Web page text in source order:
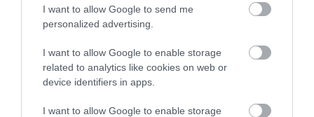
I want to allow Google to send me
personalized advertising.
I want to allow Google to enable storage
related to analytics like cookies on web or
device identifiers in apps.
I want to allow Google to enable storage
σπάργανα του Χριστού στη Φάτνη.
«γιαπράκια», δηλαδή ντολμαδάκια, όπου
το τύλιγμα του λάχανου γύρω από τον κιμά
συμβόλιζε το φάσκιωμα του Χριστού.